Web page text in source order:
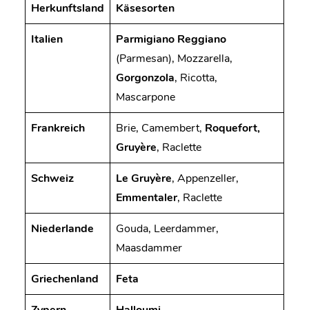
Herkunftsland Käsesorten
Italien
Parmigiano Reggiano
(Parmesan), Mozzarella,
Gorgonzola, Ricotta,
Mascarpone
Frankreich Brie, Camembert, Roquefort,
Gruyère, Raclette
Schweiz Le Gruyère, Appenzeller,
Emmentaler, Raclette
Niederlande
Gouda, Leerdammer,
Maasdammer
Griechenland Feta